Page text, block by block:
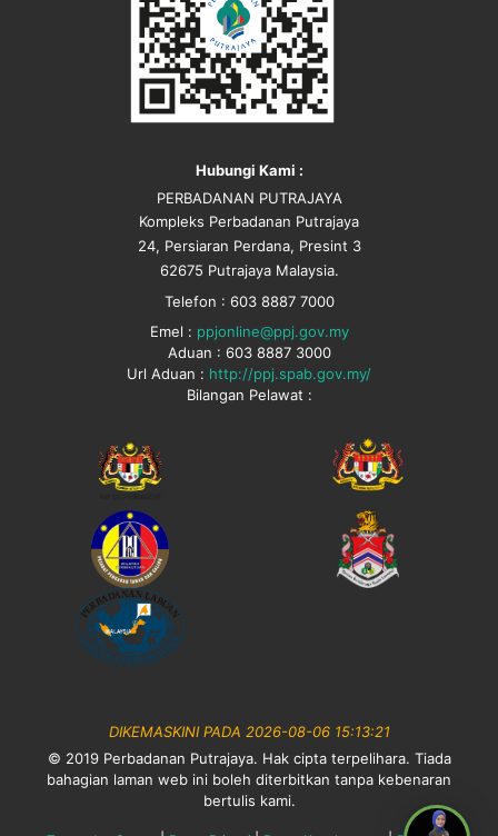
Hubungi Kami :
PERBADANAN PUTRAJAYA
Kompleks Perbadanan Putrajaya
24, Persiaran Perdana, Presint 3
62675 Putrajaya Malaysia.
Telefon : 603 8887 7000
Emel : ppjonline@ppj.gov.my
Aduan : 603 8887 3000
Url Aduan : http://ppj.spab.gov.my/
Bilangan Pelawat :
DIKEMASKINI PADA 2026-08-06 15:13:21
© 2019 Perbadanan Putrajaya. Hak cipta terpelihara. Tiada
bahagian laman web ini boleh diterbitkan tanpa kebenaran
bertulis kami.